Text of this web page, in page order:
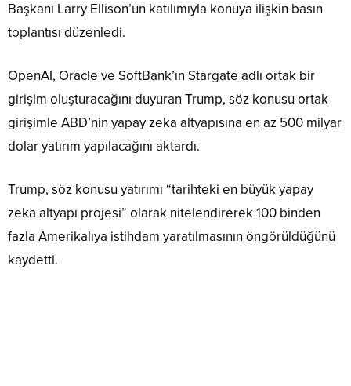
Başkanı Larry Ellison’un katılımıyla konuya ilişkin basın
toplantısı düzenledi.
OpenAI, Oracle ve SoftBank’ın Stargate adlı ortak bir
girişim oluşturacağını duyuran Trump, söz konusu ortak
girişimle ABD’nin yapay zeka altyapısına en az 500 milyar
dolar yatırım yapılacağını aktardı.
Trump, söz konusu yatırımı “tarihteki en büyük yapay
zeka altyapı projesi” olarak nitelendirerek 100 binden
fazla Amerikalıya istihdam yaratılmasının öngörüldüğünü
kaydetti.